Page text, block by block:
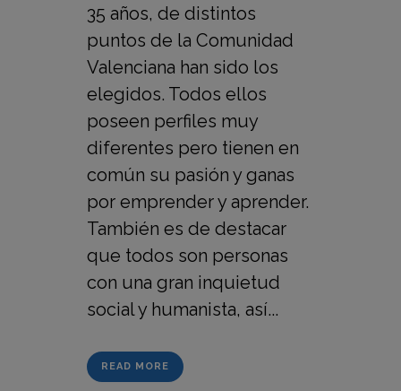
35 años, de distintos
puntos de la Comunidad
Valenciana han sido los
elegidos. Todos ellos
poseen perfiles muy
diferentes pero tienen en
común su pasión y ganas
por emprender y aprender.
También es de destacar
que todos son personas
con una gran inquietud
social y humanista, así...
READ MORE